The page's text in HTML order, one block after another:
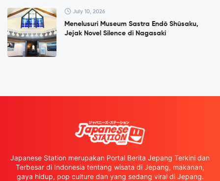
July 10, 2026
Menelusuri Museum Sastra Endō Shūsaku,
Jejak Novel Silence di Nagasaki
Japanese Station merupakan Portal Berita Jepang Terkini dan
Terbesar di Indonesia tentang wisata di Jepang, makanan,
gaya hidup, pop culture dan yang sedang viral di Jepang.